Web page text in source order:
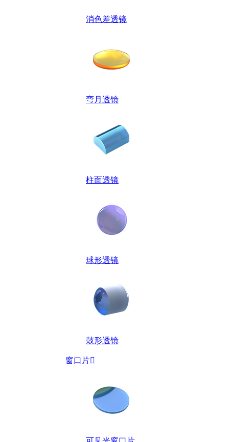
消色差透镜
弯月透镜
柱面透镜
球形透镜
鼓形透镜
窗口片